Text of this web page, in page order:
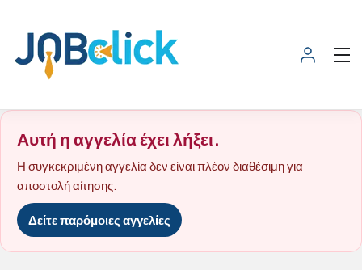
Αυτή η αγγελία έχει λήξει.
Η συγκεκριμένη αγγελία δεν είναι πλέον διαθέσιμη για
αποστολή αίτησης.
Δείτε παρόμοιες αγγελίες